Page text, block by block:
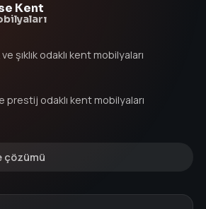
Kent
ve şıklık odaklı kent mobilyaları
prestij odaklı kent mobilyaları
çözümü